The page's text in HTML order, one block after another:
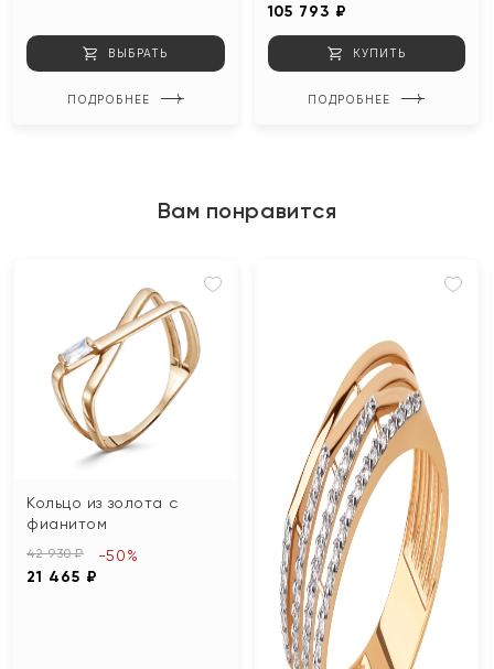
ВЫБРАТЬ
ПОДРОБНЕЕ
105 793 ₽
КУПИТЬ
ПОДРОБНЕЕ
Вам понравится
Кольцо из золота с
фианитом
42 930 ₽
21 465 ₽
-50%